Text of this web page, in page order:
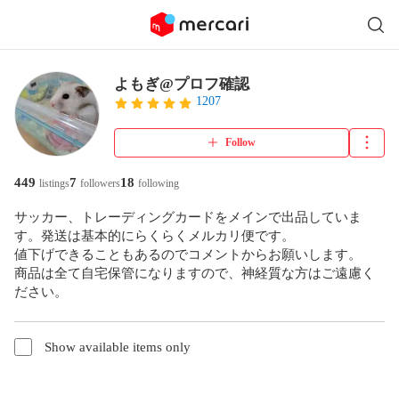
よもぎ@プロフ確認
1207
Follow
449 listings7 followers18 following
サッカー、トレーディングカードをメインで出品していま
す。発送は基本的にらくらくメルカリ便です。
値下げできることもあるのでコメントからお願いします。
商品は全て自宅保管になりますので、神経質な方はご遠慮く
ださい。
Show available items only